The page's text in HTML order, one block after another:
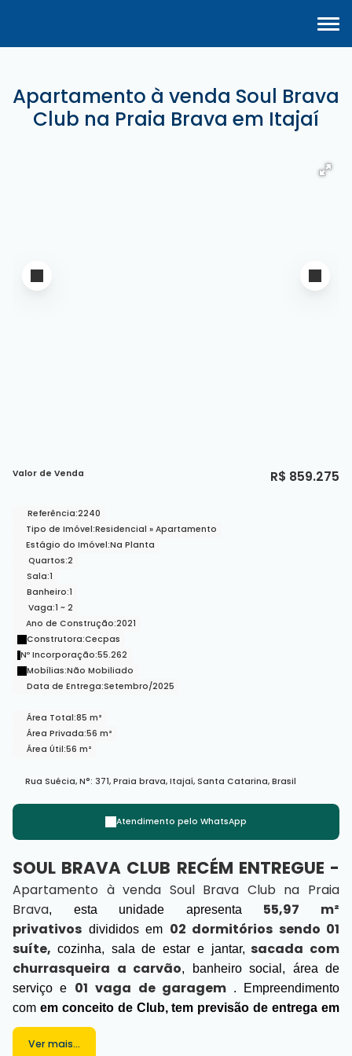
Apartamento à venda Soul Brava
Club na Praia Brava em Itajaí
R$ 859.275
Valor de Venda
Referência:2240
Tipo de Imóvel:Residencial » Apartamento
Estágio do Imóvel:Na Planta
Quartos:2
Sala:1
Banheiro:1
Vaga:1 ~ 2
Ano de Construção:2021
Construtora:Cecpas
Nº Incorporação:55.262
Mobílias:Não Mobiliado
Data de Entrega:Setembro/2025
Área Total:85 m²
Área Privada:56 m²
Área Útil:56 m²
Rua Suécia,N°: 371,Praia brava,Itajaí,Santa Catarina,Brasil
Atendimento pelo WhatsApp
SOUL BRAVA CLUB RECÉM ENTREGUE -
Apartamento à venda Soul Brava Club na Praia
Brava, esta unidade apresenta 55,97 m²
privativos divididos em 02 dormitórios sendo 01
suíte, cozinha, sala de estar e jantar, sacada com
churrasqueira a carvão, banheiro social, área de
serviço e 01 vaga de garagem . Empreendimento
com em conceito de Club, tem previsão de entrega em
setembro de 2025, apresenta 1600 m² de área de lazer
privativa com ambientes para toda família,
Ver mais...